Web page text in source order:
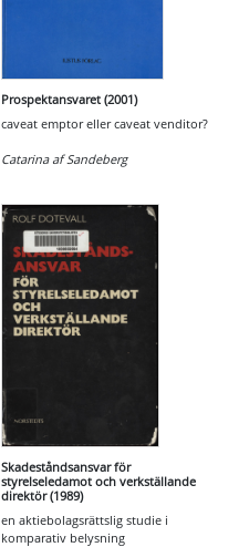
Prospektansvaret (2001)
caveat emptor eller caveat venditor?
Catarina af Sandeberg
Skadeståndsansvar för
styrelseledamot och verkställande
direktör (1989)
en aktiebolagsrättslig studie i
komparativ belysning